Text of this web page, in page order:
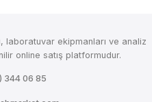
ekipmanları ve analiz
online satış platformudur.
344 06 85